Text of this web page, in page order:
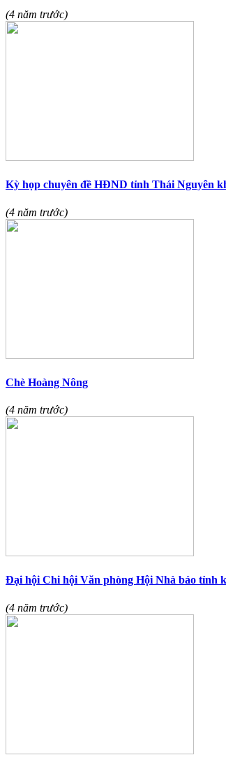
(4 năm trước)
Kỳ họp chuyên đề HĐND tỉnh Thái Nguyên
(4 năm trước)
Chè Hoàng Nông
(4 năm trước)
Đại hội Chi hội Văn phòng Hội Nhà báo tỉnh
(4 năm trước)